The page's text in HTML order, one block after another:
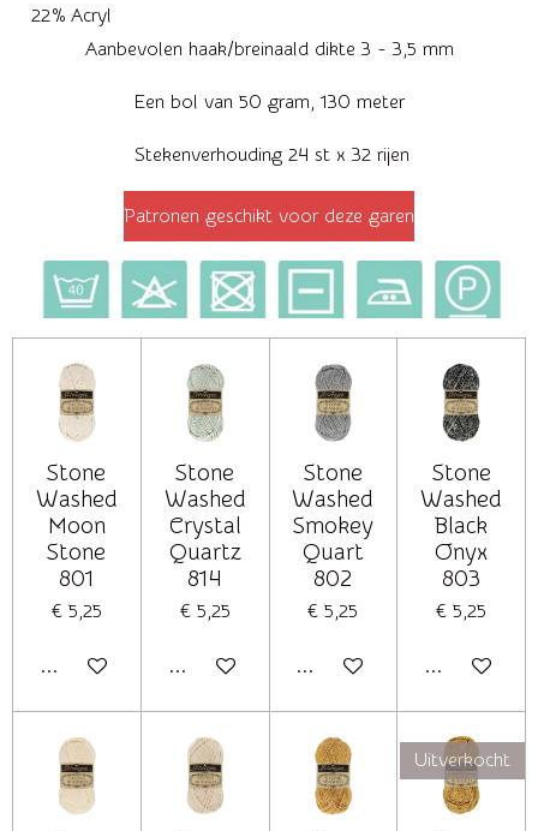
22% Acryl
Aanbevolen haak/breinaald dikte 3 - 3,5 mm
Een bol van 50 gram, 130 meter
Stekenverhouding 24 st x 32 rijen
Patronen geschikt voor deze garen
Stone
Washed
Moon
Stone
801
€ 5,25
In winkelwagen
Stone
Washed
Crystal
Quartz
814
€ 5,25
In winkelwagen
Stone
Washed
Smokey
Quart
802
€ 5,25
In winkelwagen
Stone
Washed
Black
Onyx
803
€ 5,25
In
Uitverkocht